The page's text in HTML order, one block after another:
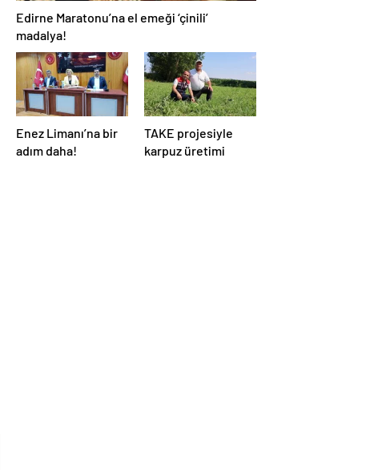
Edirne Maratonu’na el emeği ‘çinili’
madalya!
Enez Limanı’na bir
adım daha!
TAKE projesiyle
karpuz üretimi